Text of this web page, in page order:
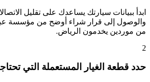
ابدأ ببيانات سيارتك يساعدك على تقليل
والوصول إلى قرار شراء أوضح من مؤسسة
من موردين يخدمون الرياض.
2
حدد قطعة الغيار المستعملة التي